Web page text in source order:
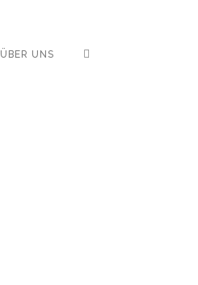
ÜBER UNS